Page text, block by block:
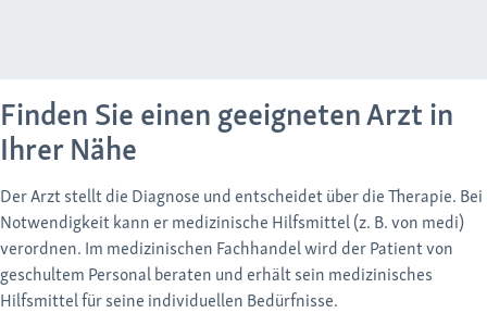
Finden Sie einen geeigneten Arzt in
Ihrer Nähe
Der Arzt stellt die Diagnose und entscheidet über die Therapie. Bei
Notwendigkeit kann er medizinische Hilfsmittel (z. B. von medi)
verordnen. Im medizinischen Fachhandel wird der Patient von
geschultem Personal beraten und erhält sein medizinisches
Hilfsmittel für seine individuellen Bedürfnisse.